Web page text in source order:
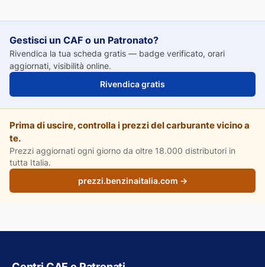
Gestisci un CAF o un Patronato?
Rivendica la tua scheda gratis — badge verificato, orari
aggiornati, visibilità online.
Rivendica gratis
Prima di uscire, controlla i prezzi del carburante vicino a
te.
Prezzi aggiornati ogni giorno da oltre 18.000 distributori in
tutta Italia.
prezzi.benzinaitalia.com →